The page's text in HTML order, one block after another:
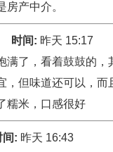
房产中介。
时间: 昨天 15:17
满了，看着鼓鼓的，
，但味道还可以，而
糯米，口感很好
间: 昨天 16:43